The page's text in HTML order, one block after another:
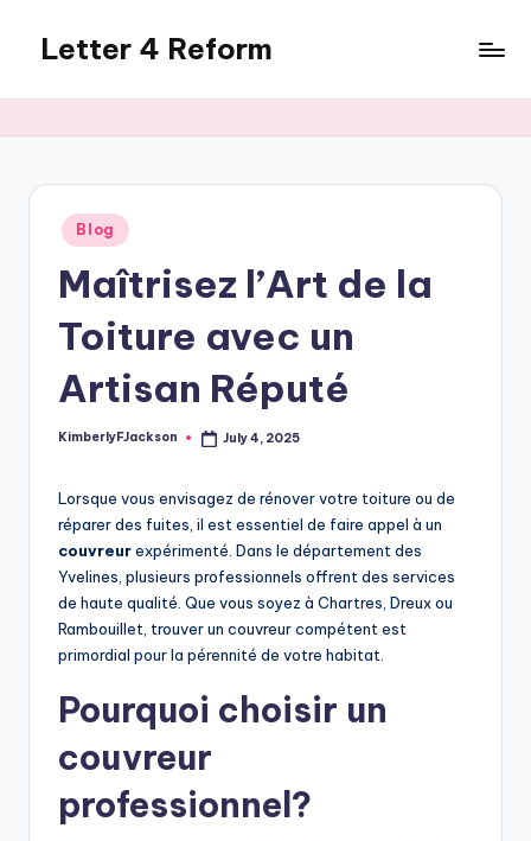
content
Letter 4 Reform
revealing
topics
Posted
in
Blog
Maîtrisez l’Art de la
Toiture avec un
Artisan Réputé
Posted
KimberlyFJackson July 4, 2025
Lorsque vous envisagez de rénover votre toiture ou de
réparer des fuites, il est essentiel de faire appel à un
couvreurexpérimenté. Dans le département des
Yvelines, plusieurs professionnels offrent des services
de haute qualité. Que vous soyez à Chartres, Dreux ou
Rambouillet, trouver un couvreur compétent est
primordial pour la pérennité de votre habitat.
Pourquoi choisir un
couvreur
professionnel?